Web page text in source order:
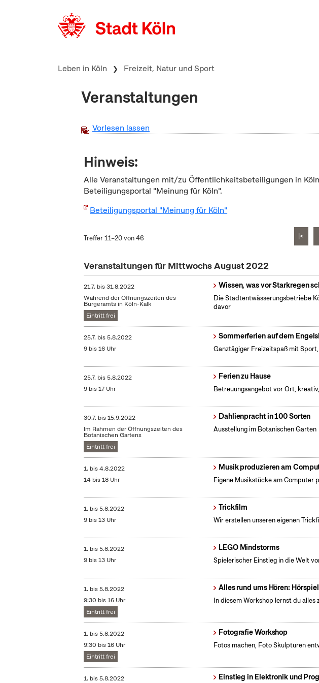
Leben in Köln Freizeit, Natur und Sport
Veranstaltungen
Vorlesen lassen
Hinweis:
Alle Veranstaltungen mit/zu Öffentlichkeitsbeteiligungen in
Beteiligungsportal "Meinung für Köln".
Beteiligungsportal "Meinung für Köln"
Treffer 11–20 von 46 |<
Veranstaltungen für Mittwochs August 2022
21.7. bis31.8.2022
Während der Öffnungszeiten des
Bürgeramts in Köln-Kalk
Eintritt frei
Wissen, was vor Starkregen
Die Stadtentwässerungsbetriebe
davor
25.7. bis5.8.2022
9 bis 16 Uhr
Sommerferien auf dem
Ganztägiger Freizeitspaß mit
25.7. bis5.8.2022
9 bis 17 Uhr
Ferien zu Hause
Betreuungsangebot vor Ort,
30.7. bis15.9.2022
Im Rahmen der Öffnungszeiten des
Botanischen Gartens
Eintritt frei
Dahlienpracht in 100 Sorten
Ausstellung im Botanischen Garten
1. bis4.8.2022
14 bis 18 Uhr
Musik produzieren am
Eigene Musikstücke am Computer
1. bis5.8.2022
9 bis 13 Uhr
Trickfilm
Wir erstellen unseren eigenen
1. bis5.8.2022
9 bis 13 Uhr
LEGO Mindstorms
Spielerischer Einstieg in die Welt
1. bis5.8.2022
9:30 bis 16 Uhr
Eintritt frei
Alles rund ums Hören:
In diesem Workshop lernst du alles
1. bis5.8.2022
9:30 bis 16 Uhr
Eintritt frei
Fotografie Workshop
Fotos machen, Foto Skulpturen
1. bis5.8.2022 Einstieg in Elektronik und